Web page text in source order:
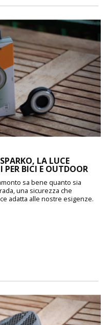
LA LUCE
BICI E OUTDOOR
sa bene quanto sia
una sicurezza che
adatta alle nostre esigenze.